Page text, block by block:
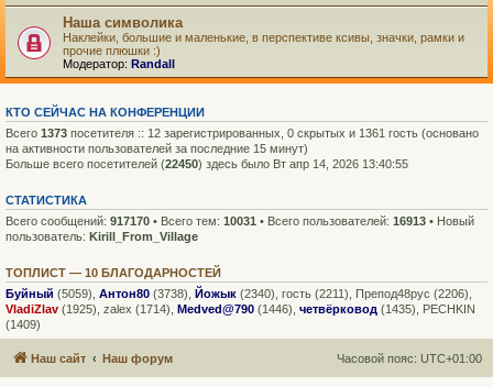
Наша символика
Наклейки, большие и маленькие, в перспективе ксивы, значки, рамки и
прочие плюшки :)
Модератор: Randall
КТО СЕЙЧАС НА КОНФЕРЕНЦИИ
Всего 1373 посетителя :: 12 зарегистрированных, 0 скрытых и 1361 гость (основано
на активности пользователей за последние 15 минут)
Больше всего посетителей (22450) здесь было Вт апр 14, 2026 13:40:55
СТАТИСТИКА
Всего сообщений: 917170 • Всего тем: 10031 • Всего пользователей: 16913 • Новый
пользователь: Kirill_From_Village
ТОПЛИСТ — 10 БЛАГОДАРНОСТЕЙ
Буйный (5059), Антон80 (3738), Йожык (2340), гость (2211), Препод48рус (2206),
VladiZlav (1925), zalex (1714), Medved@790 (1446), четвёрковод (1435), PECHKIN
(1409)
Наш сайт Наш форум Часовой пояс: UTC+01:00